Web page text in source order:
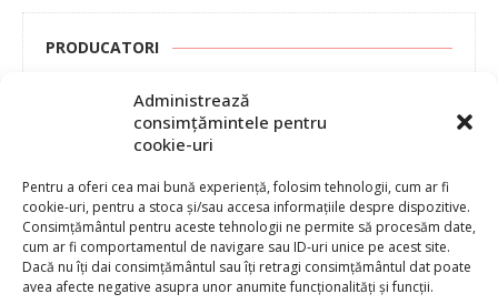
Administrează
consimțămintele pentru
cookie-uri
Pentru a oferi cea mai bună experiență, folosim tehnologii, cum ar fi
cookie-uri, pentru a stoca și/sau accesa informațiile despre dispozitive.
Consimțământul pentru aceste tehnologii ne permite să procesăm date,
cum ar fi comportamentul de navigare sau ID-uri unice pe acest site.
Dacă nu îți dai consimțământul sau îți retragi consimțământul dat poate
avea afecte negative asupra unor anumite funcționalități și funcții.
PRODUCATORI
Adafruit Industries
Advanced Energy
Advantech
Agora Robotics
Allegro MicroSystems
Altera